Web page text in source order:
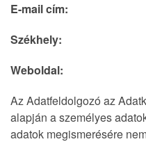
E-mail cím:
Székhely:
Weboldal:
Az Adatfeldolgozó az
alapján a személyes
adatok megismerésére